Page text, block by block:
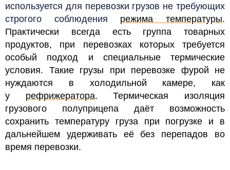
используется для перевозки грузов не требующих
строгого соблюдения режима температуры.
Практически всегда есть группа товарных
продуктов, при перевозках которых требуется
особый подход и специальные термические
условия. Такие грузы при перевозке фурой не
нуждаются в холодильной камере, как
у рефрижератора. Термическая изоляция
грузового полуприцепа даёт возможность
сохранить температуру груза при погрузке и в
дальнейшем удерживать её без перепадов во
время перевозки.